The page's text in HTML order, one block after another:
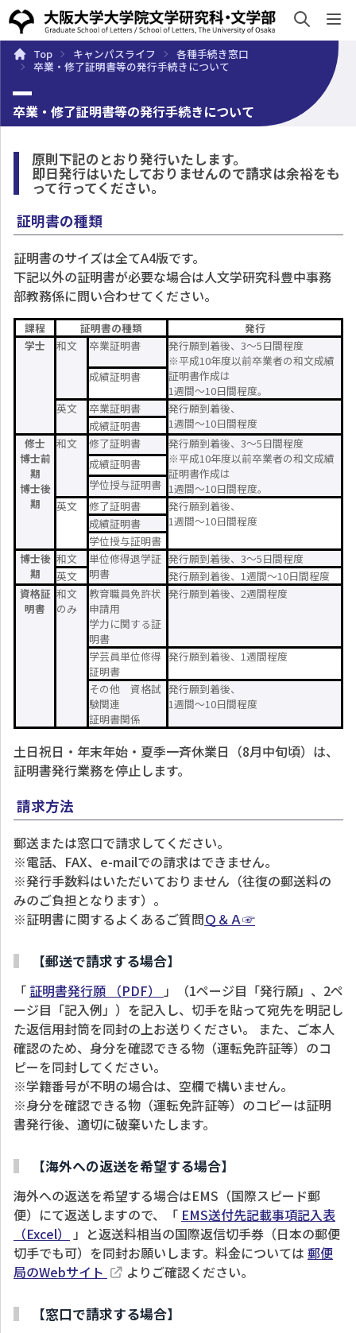
概要 学部・大学院 キャンパスライフ 入試・入学案
Top キャンパスライフ
各種手続き窓口
卒業・修了証明書等の発行手続きについて
卒業・修了証明書等の発行手続きについて
原則下記のとおり発行いたします。
即日発行はいたしておりませんので請求は余裕をも
って行ってください。
証明書の種類
証明書のサイズは全てA4版です。
下記以外の証明書が必要な場合は人文学研究科豊中事務
部教務係に問い合わせてください。
課程 証明書の種類
発行
学士
和文 卒業証明書
発行願到着後、3～5日間程度
※平成10年度以前卒業者の和文成績
証明書作成は
1週間～10日間程度。
成績証明書
英文 卒業証明書
発行願到着後、
1週間～10日間程度
成績証明書
修士
博士前
期
博士後
期
和文 修了証明書
発行願到着後、3～5日間程度
※平成10年度以前卒業者の和文成績
証明書作成は
1週間～10日間程度。
成績証明書
学位授与証明書
英文
修了証明書
発行願到着後、
1週間～10日間程度
成績証明書
学位授与証明書
博士後
期
和文
単位修得退学証
明書
発行願到着後、3～5日間程度
英文
発行願到着後、1週間～10日間程度
資格証
明書
和文
のみ
教育職員免許状
申請用
学力に関する証
明書
発行願到着後、2週間程度
学芸員単位修得
証明書
発行願到着後、1週間程度
その他 資格試
験関連
証明書関係
発行願到着後、
1週間～10日間程度
土日祝日・年末年始・夏季一斉休業日（8月中旬頃）は、
証明書発行業務を停止します。
請求方法
郵送または窓口で請求してください。
※電話、FAX、e-mailでの請求はできません。
※発行手数料はいただいておりません（往復の郵送料の
みのご負担となります）。
※証明書に関するよくあるご質問Ｑ＆Ａ☞
【郵送で請求する場合】
「 証明書発行願 （PDF） 」（1ページ目「発行願」、2ペ
ージ目「記入例」）を記入し、切手を貼って宛先を明記し
た返信用封筒を同封の上お送りください。 また、ご本人
確認のため、身分を確認できる物（運転免許証等）のコ
ピーを同封してください。
※学籍番号が不明の場合は、空欄で構いません。
※身分を確認できる物（運転免許証等）のコピーは証明
書発行後、適切に破棄いたします。
【海外への返送を希望する場合】
海外への返送を希望する場合はEMS（国際スピード郵
便）にて返送しますので、「 EMS送付先記載事項記入表
（Excel）
」と返送料相当の国際返信切手券（日本の郵便
切手でも可）を同封お願いします。料金については 郵便
局のWebサイト
よりご確認ください。
【窓口で請求する場合】